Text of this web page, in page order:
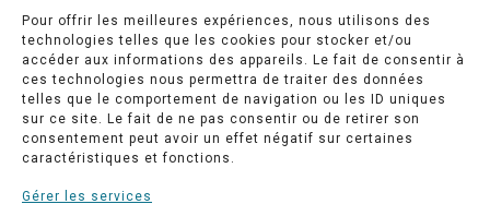
Pour offrir les meilleures expériences, nous utilisons des
technologies telles que les cookies pour stocker et/ou
accéder aux informations des appareils. Le fait de consentir à
ces technologies nous permettra de traiter des données
telles que le comportement de navigation ou les ID uniques
sur ce site. Le fait de ne pas consentir ou de retirer son
consentement peut avoir un effet négatif sur certaines
caractéristiques et fonctions.
Gérer les services